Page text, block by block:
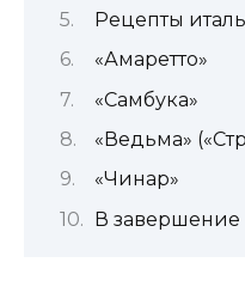
Рецепты
«Амаретто»
«Самбука»
«Ведьма»
«Чинар»
В завершение